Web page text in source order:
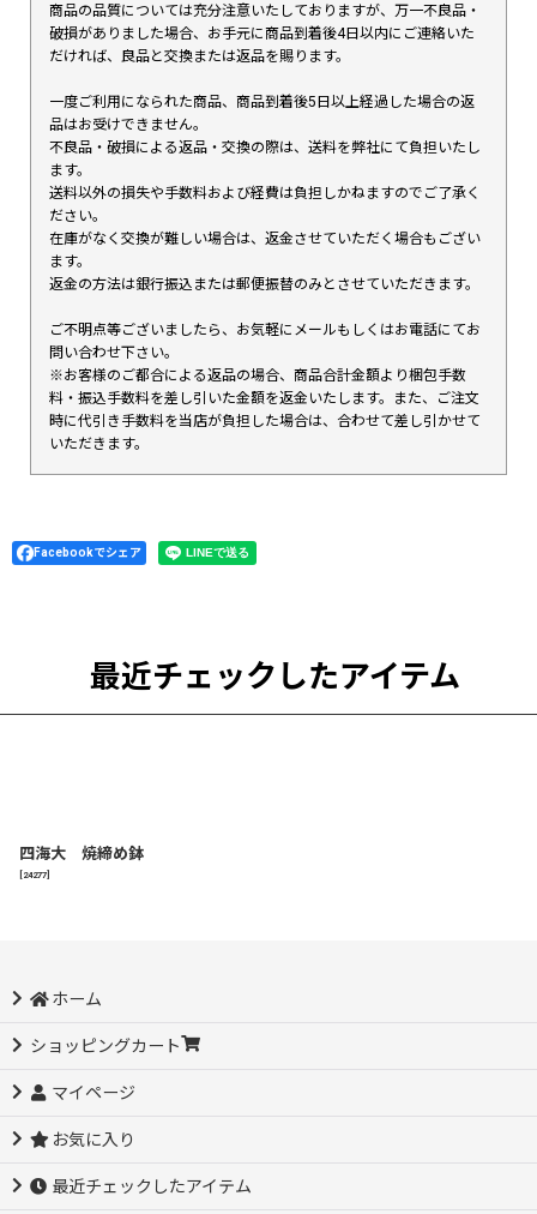
商品の品質については充分注意いたしておりますが、万一不良品・
破損がありました場合、お手元に商品到着後4日以内にご連絡いた
だければ、良品と交換または返品を賜ります。
一度ご利用になられた商品、商品到着後5日以上経過した場合の返
品はお受けできません。
不良品・破損による返品・交換の際は、送料を弊社にて負担いたし
ます。
送料以外の損失や手数料および経費は負担しかねますのでご了承く
ださい。
在庫がなく交換が難しい場合は、返金させていただく場合もござい
ます。
返金の方法は銀行振込または郵便振替のみとさせていただきます。
ご不明点等ございましたら、お気軽にメールもしくはお電話にてお
問い合わせ下さい。
※お客様のご都合による返品の場合、商品合計金額より梱包手数
料・振込手数料を差し引いた金額を返金いたします。また、ご注文
時に代引き手数料を当店が負担した場合は、合わせて差し引かせて
いただきます。
Facebookでシェア
最近チェックしたアイテム
四海大 焼締め鉢
24277
ホーム
ショッピングカート
マイページ
お気に入り
最近チェックしたアイテム